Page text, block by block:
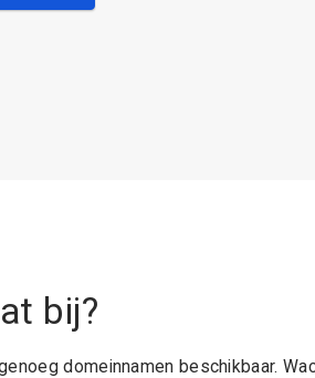
bij?
domeinnamen beschikbaar.